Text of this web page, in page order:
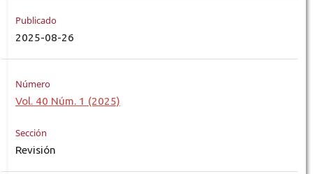
Publicado
2025-08-26
Número
Vol. 40 Núm. 1 (2025)
Sección
Revisión